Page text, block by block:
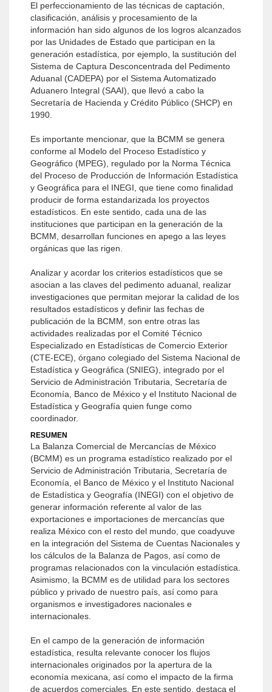
El perfeccionamiento de las técnicas de captación,
clasificación, análisis y procesamiento de la
información han sido algunos de los logros alcanzados
por las Unidades de Estado que participan en la
generación estadística, por ejemplo, la sustitución del
Sistema de Captura Desconcentrada del Pedimento
Aduanal (CADEPA) por el Sistema Automatizado
Aduanero Integral (SAAI), que llevó a cabo la
Secretaría de Hacienda y Crédito Público (SHCP) en
1990.
Es importante mencionar, que la BCMM se genera
conforme al Modelo del Proceso Estadístico y
Geográfico (MPEG), regulado por la Norma Técnica
del Proceso de Producción de Información Estadística
y Geográfica para el INEGI, que tiene como finalidad
producir de forma estandarizada los proyectos
estadísticos. En este sentido, cada una de las
instituciones que participan en la generación de la
BCMM, desarrollan funciones en apego a las leyes
orgánicas que las rigen.
Analizar y acordar los criterios estadísticos que se
asocian a las claves del pedimento aduanal, realizar
investigaciones que permitan mejorar la calidad de los
resultados estadísticos y definir las fechas de
publicación de la BCMM, son entre otras las
actividades realizadas por el Comité Técnico
Especializado en Estadísticas de Comercio Exterior
(CTE-ECE), órgano colegiado del Sistema Nacional de
Estadística y Geográfica (SNIEG), integrado por el
Servicio de Administración Tributaria, Secretaría de
Economía, Banco de México y el Instituto Nacional de
Estadística y Geografía quien funge como
coordinador.
RESUMEN
La Balanza Comercial de Mercancías de México
(BCMM) es un programa estadístico realizado por el
Servicio de Administración Tributaria, Secretaría de
Economía, el Banco de México y el Instituto Nacional
de Estadística y Geografía (INEGI) con el objetivo de
generar información referente al valor de las
exportaciones e importaciones de mercancías que
realiza México con el resto del mundo, que coadyuve
en la integración del Sistema de Cuentas Nacionales y
los cálculos de la Balanza de Pagos, así como de
programas relacionados con la vinculación estadística.
Asimismo, la BCMM es de utilidad para los sectores
público y privado de nuestro país, así como para
organismos e investigadores nacionales e
internacionales.
En el campo de la generación de información
estadística, resulta relevante conocer los flujos
internacionales originados por la apertura de la
economía mexicana, así como el impacto de la firma
de acuerdos comerciales. En este sentido, destaca el